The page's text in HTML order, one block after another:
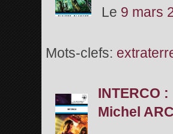
Le 9 mars
Mots-clefs:
INTERCO
Michel